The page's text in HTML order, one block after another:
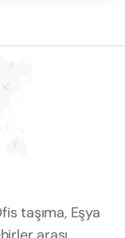
taşıma, Eşya